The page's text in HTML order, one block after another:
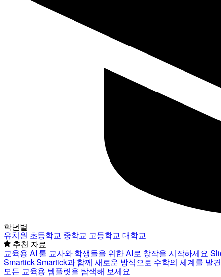
학년별
유치원 초등학교 중학교 고등학교 대학교
추천 자료
교육용 AI 툴 교사와 학생들을 위한 AI로 창작을 시작하세요
SmartickSmartick과 함께 새로운 방식으로 수학의 세계를 발
모든 교육용 템플릿을 탐색해 보세요